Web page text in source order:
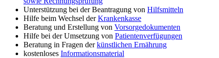
Unterstützung bei der Beantragung von Hilfsmitteln
Hilfe beim Wechsel derKrankenkasse
Beratung und Erstellung von Vorsorgedokumenten
Hilfe bei der Umsetzung von Patientenverfügungen
Beratung in Fragen derkünstlichen Ernährung
kostenloses Informationsmaterial